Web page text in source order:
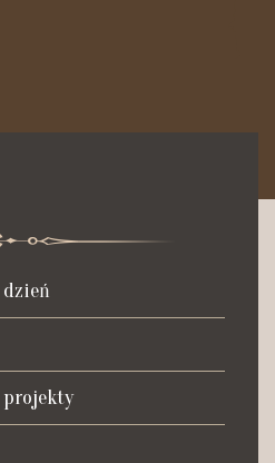
do godz. 8.30 oraz po Mszy
do godz. 18.00.
+48 665 034 305
i ekspozycji muzealnej:
+ 48 667 684 406
z Alkantary
z Padwy